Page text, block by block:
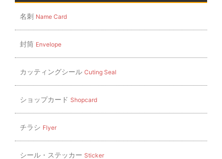
シ
ョ
ン
名刺 Name Card
封筒 Envelope
カッティングシール Cuting Seal
ショップカード Shopcard
チラシ Flyer
シール・ステッカー Sticker